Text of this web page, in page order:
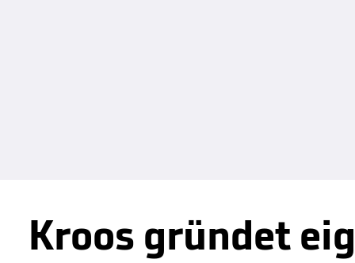
Kroos gründet